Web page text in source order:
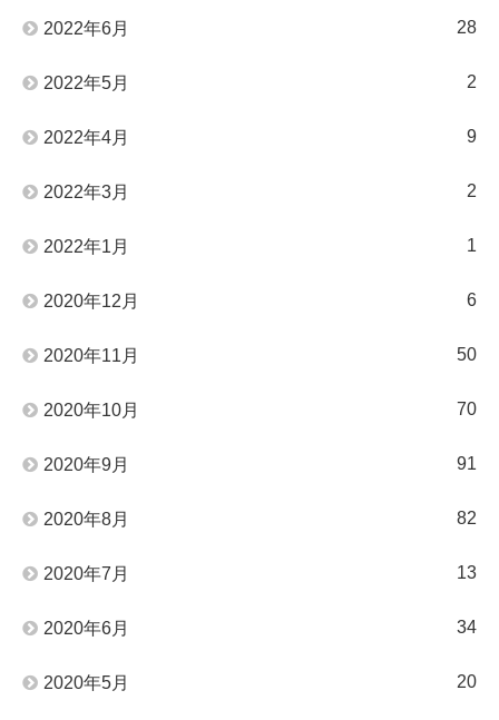
2022年6月 28
2022年5月 2
2022年4月 9
2022年3月 2
2022年1月 1
2020年12月 6
2020年11月 50
2020年10月 70
2020年9月 91
2020年8月 82
2020年7月 13
2020年6月 34
2020年5月 20